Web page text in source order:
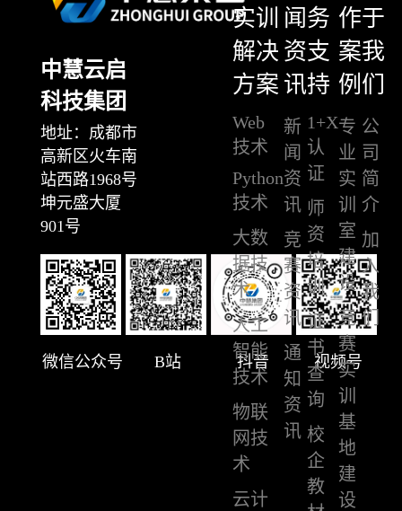
中慧云启
科技集团
地址：成都市
高新区火车南
站西路1968号
坤元盛大厦
901号
微信公众号 B站 抖音 视频号
实训
解决
方案
Web
技术
Python
技术
大数
据技
术
人工
智能
技术
物联
网技
术
云计
闻
资
讯
新
闻
资
讯
竞
赛
资
讯
通
知
资
讯
务
支
持
1+X
认
证
师
资
培
训
证
书
查
询
校
企
教
作
案
例
专
业
实
训
室
建
设
竞
赛
实
训
基
地
建
设
于
我
们
公
司
简
介
加
入
我
们